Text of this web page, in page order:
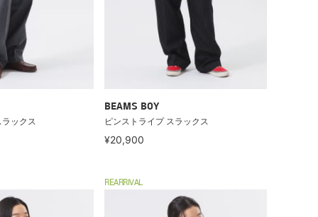
ックス
BEAMS BOY
ピンストライプ スラックス
¥20,900
REARRIVAL